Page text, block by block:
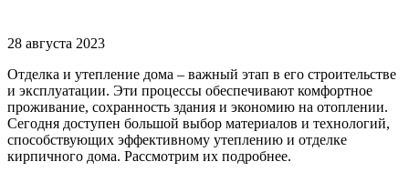
28 августа 2023
Отделка и утепление дома – важный этап в его строительстве
и эксплуатации. Эти процессы обеспечивают комфортное
проживание, сохранность здания и экономию на отоплении.
Сегодня доступен большой выбор материалов и технологий,
способствующих эффективному утеплению и отделке
кирпичного дома. Рассмотрим их подробнее.